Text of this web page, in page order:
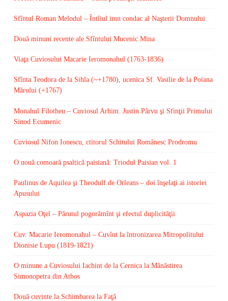
Sfîntul Roman Melodul – Întîiul imn condac al Naşterii Domnului
Două minuni recente ale Sfîntului Mucenic Mina
Viaţa Cuviosului Macarie Ieromonahul (1763-1836)
Sfînta Teodora de la Sihla (~+1780), ucenica Sf. Vasilie de la Poiana
Mărului (+1767)
Monahul Filotheu – Cuviosul Arhim. Justin Pârvu şi Sfinţii Primului
Sinod Ecumenic
Cuviosul Nifon Ionescu, ctitorul Schitului Românesc Prodromu
O nouă comoară psaltică paisiană: Triodul Paisian vol. 1
Paulinus de Aquilea şi Theodulf de Orleans – doi înşelaţi ai istoriei
Apusului
Aspazia Oţel – Părutul pogorămînt şi efectul duplicităţii
Cuv. Macarie Ieromonahul – Cuvînt la întronizarea Mitropolitului
Dionisie Lupu (1819-1821)
O minune a Cuviosului Iachint de la Cernica la Mănăstirea
Simonopetra din Athos
Două cuvinte la Schimbarea la Faţă